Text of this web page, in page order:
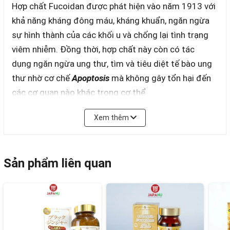
Hợp chất Fucoidan được phát hiện vào năm 1913 với
khả năng kháng đông máu, kháng khuẩn, ngăn ngừa
sự hình thành của các khối u và chống lại tình trạng
viêm nhiễm. Đồng thời, hợp chất này còn có tác
dụng ngăn ngừa ung thư, tìm và tiêu diệt tế bào ung
thư nhờ cơ chếApoptosis mà không gây tổn hại đến
các cơ quan nào khác trong cơ thể.
Viên uống tảo nâu Fucoidan EX 48g 150 Viên của
thương hiệu Kanehide Bio Nhật Bản được chiết xuất
Xem thêm
Sản phẩm liên quan